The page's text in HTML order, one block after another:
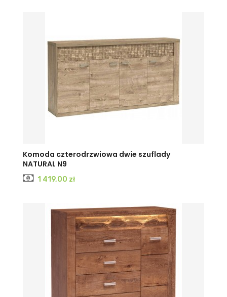
Komoda czterodrzwiowa dwie szuflady
NATURAL N9
Cena
1 419,00 zł